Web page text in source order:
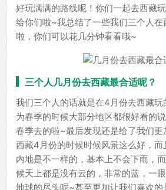
好玩满满的路线呢！你们一起去西藏
给你们啦~我总结了一些我们三个人
啦，你们可以花几分钟看看哦~
三个人几月份去西藏最合适呢？
我们三个人的话就是在4月份去西藏玩
为春季的时候大部分地区都很好看的
春季去的啦~最后发现还是给了我们
西藏4月份的时候时候风景这么好，而
内地是不一样的，基本上不会下雨，
候天上都是没有云的，非常的蓝，一
地球的尽头呢~甚至更加让我们喜欢